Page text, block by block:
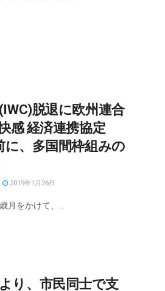
脱退に欧州連合
感 経済連携協定
に、多国間枠組みの
2019年1月26日
月をかけて、...
り、市民同士で支